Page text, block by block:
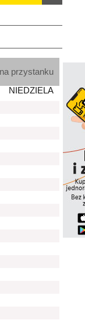
przystanku
NIEDZIELA